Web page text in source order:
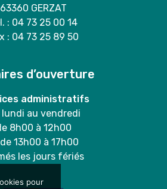
63360 GERZAT
: 04 73 25 00 14
: 04 73 25 89 50
d’ouverture
administratifs
lundi au vendredi
8h00 à 12h00
13h00 à 17h00
les jours fériés
pour